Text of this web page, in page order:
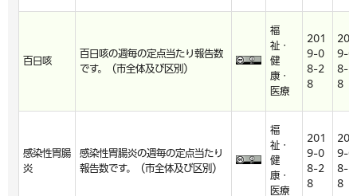
百日咳
百日咳の週毎の定点当たり報告数
です。（市全体及び区別）
福
祉・
健
康・
医療
201
9-0
8-2
8
201
9-0
8-2
8
感染性胃腸
炎
感染性胃腸炎の週毎の定点当たり
報告数です。（市全体及び区別）
福
祉・
健
康・
医療
201
9-0
8-2
8
201
9-0
8-2
8